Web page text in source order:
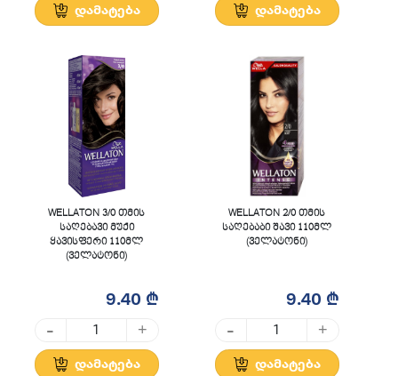
დამატება დამატება
WELLATON 3/0 თმის
საღებავი მუქი
ყავისფერი 110მლ
(ველატონი)
9.40 ₾
- +
დამატება
WELLATON 2/0 თმის
საღებაბი შავი 110მლ
(ველატონი)
9.40 ₾
- +
დამატება